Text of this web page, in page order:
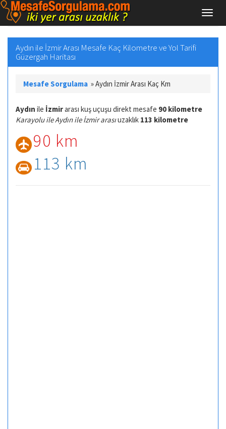
Aydın ile İzmir Arası Mesafe Kaç Kilometre ve Yol Tarifi
Güzergah Haritası
Mesafe Sorgulama »Aydın İzmir Arası Kaç Km
Aydın ile İzmirarası kuş uçuşu direkt mesafe 90 kilometre
Karayolu ile Aydın ile İzmir arasıuzaklık 113 kilometre
90 km
113 km